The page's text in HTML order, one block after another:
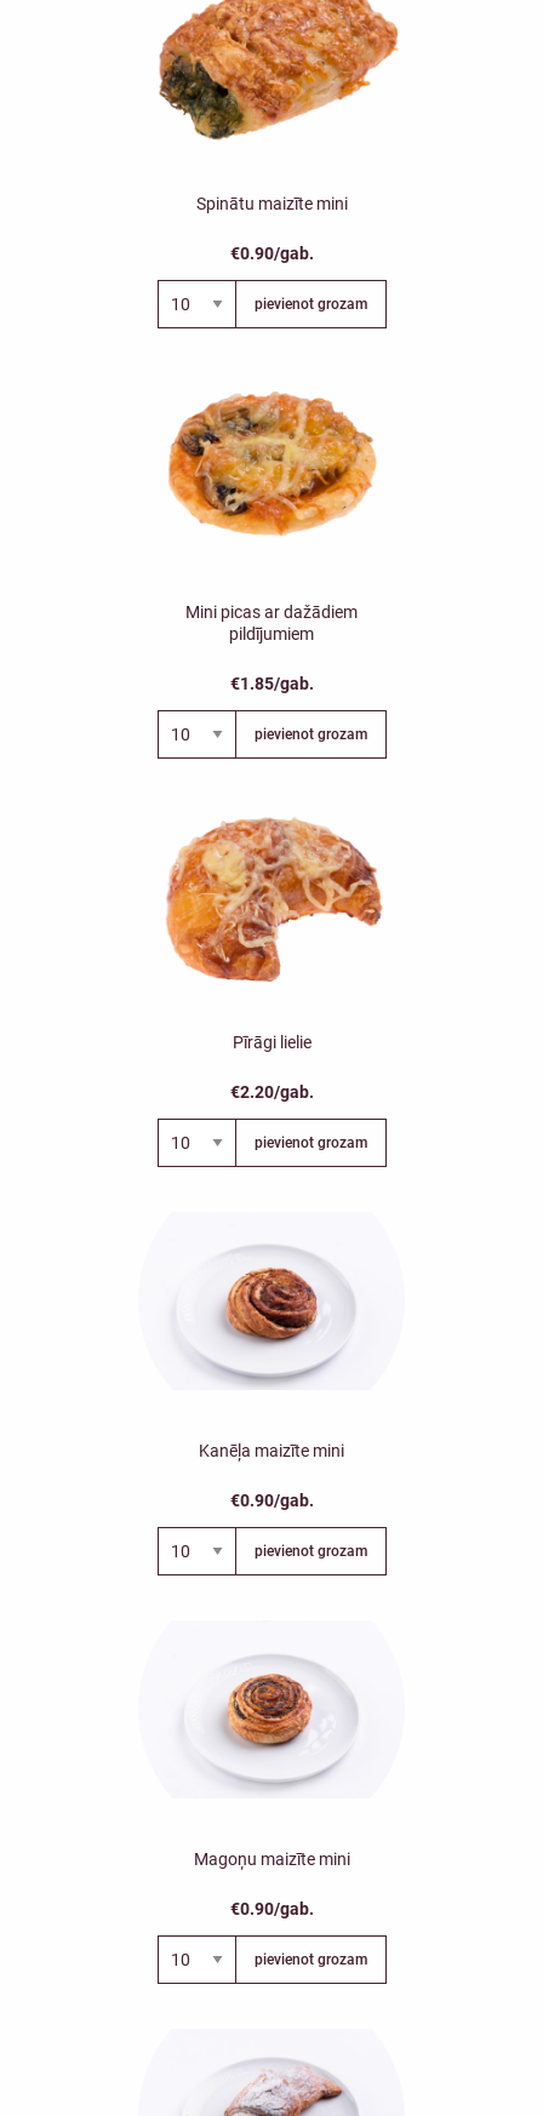
Spinātu maizīte mini
€0.90/gab.
pievienot grozam
Mini picas ar dažādiem
pildījumiem
€1.85/gab.
pievienot grozam
Pīrāgi lielie
€2.20/gab.
pievienot grozam
Kanēļa maizīte mini
€0.90/gab.
pievienot grozam
Magoņu maizīte mini
€0.90/gab.
pievienot grozam